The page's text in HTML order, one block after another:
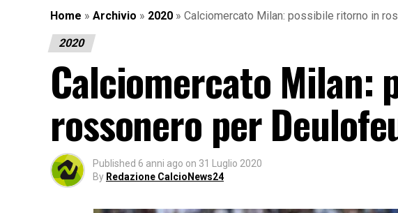
Home » Archivio » 2020 » Calciomercato Milan: possibile ritorno in
2020
Calciomercato Milan:
rossonero per
Published 6 anni ago on 31 Luglio 2020
By Redazione CalcioNews24